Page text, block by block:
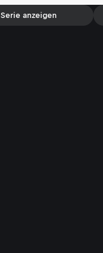
Serie anzeigen